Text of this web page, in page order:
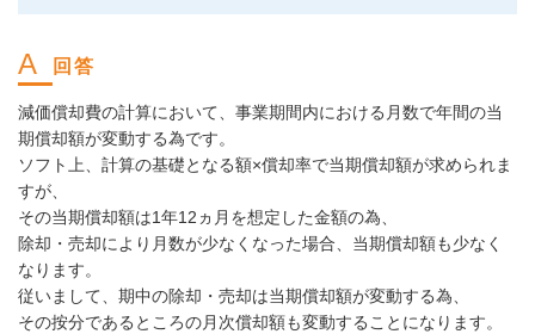
減価償却費の計算において、事業期間内における月数で年間の当
期償却額が変動する為です。
ソフト上、計算の基礎となる額×償却率で当期償却額が求められま
すが、
その当期償却額は1年12ヵ月を想定した金額の為、
除却・売却により月数が少なくなった場合、当期償却額も少なく
なります。
従いまして、期中の除却・売却は当期償却額が変動する為、
その按分であるところの月次償却額も変動することになります。